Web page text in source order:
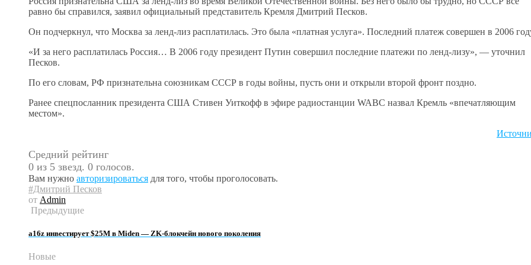
равно бы справился, заявил официальный представитель Кремля Дмитрий Песков.
Он подчеркнул, что Москва за ленд-лиз расплатилась. Это была «платная услуга». Последний платеж совершен в 2006
«И за него расплатилась Россия… В 2006 году президент Путин совершил последние платежи по ленд-лизу», — уточнил
Песков.
По его словам, РФ признательна союзникам СССР в годы войны, пусть они и открыли второй фронт поздно.
Ранее спецпосланник президента США Стивен Уиткофф в эфире радиостанции WABC назвал Кремль «впечатляющим
местом».
Средний рейтинг
0 из 5 звезд. 0 голосов.
Вам нужно авторизироваться для того, чтобы проголосовать.
#Дмитрий Песков
от Admin
Предыдущие
a16z инвестирует $25M в Miden — ZK-блокчейн нового поколения
Новые